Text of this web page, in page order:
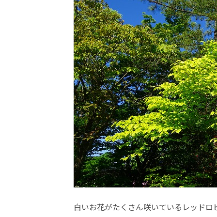
白いお花がたくさん咲いているレッドロ